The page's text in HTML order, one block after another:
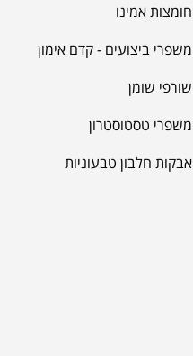
חומצות אמינו
משפרי ביצועים - קדם אימון
שורפי שומן
משפרי טסטוסטרון
אבקות חלבון טבעוניות